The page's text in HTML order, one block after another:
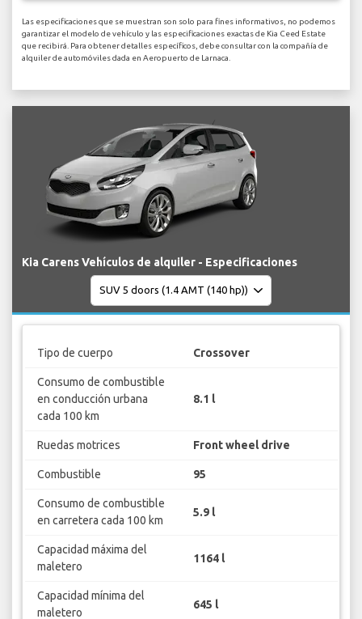
Las especificaciones que se muestran son solo para fines informativos, no podemos
garantizar el modelo de vehículo y las especificaciones exactas de Kia Ceed Estate
que recibirá. Para obtener detalles específicos, debe consultar con la compañía de
alquiler de automóviles dada en Aeropuerto de Larnaca.
Kia Carens Vehículos de alquiler - Especificaciones
Tipo de cuerpo Crossover
Consumo de combustible
en conducción urbana
cada 100 km
8.1 l
Ruedas motrices Front wheel drive
Combustible 95
Consumo de combustible
en carretera cada 100 km
5.9 l
Capacidad máxima del
maletero
1164 l
Capacidad mínima del
maletero
645 l